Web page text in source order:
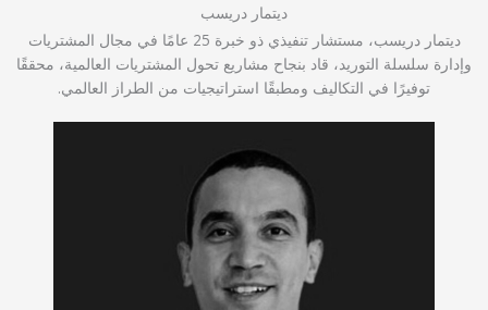
ديتمار دريسب
ديتمار دريسب، مستشار تنفيذي ذو خبرة 25 عامًا في مجال المشتريات
وإدارة سلسلة التوريد، قاد بنجاح مشاريع تحول المشتريات العالمية، محققًا
توفيرًا في التكاليف ومطبقًا استراتيجيات من الطراز العالمي.